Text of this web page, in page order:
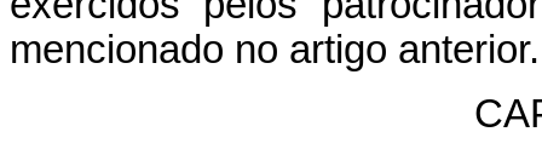
mencionado no artigo anterior.